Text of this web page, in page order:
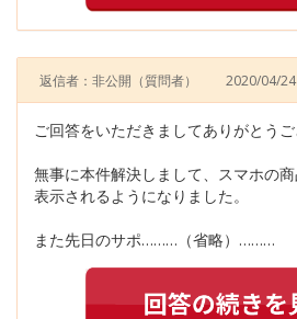
返信者：非公開 （質問者） 2020/04/
ご回答をいただきましてありがとうご
無事に本件解決しまして、スマホの
表示されるようになりました。
また先日のサポ………（省略）………